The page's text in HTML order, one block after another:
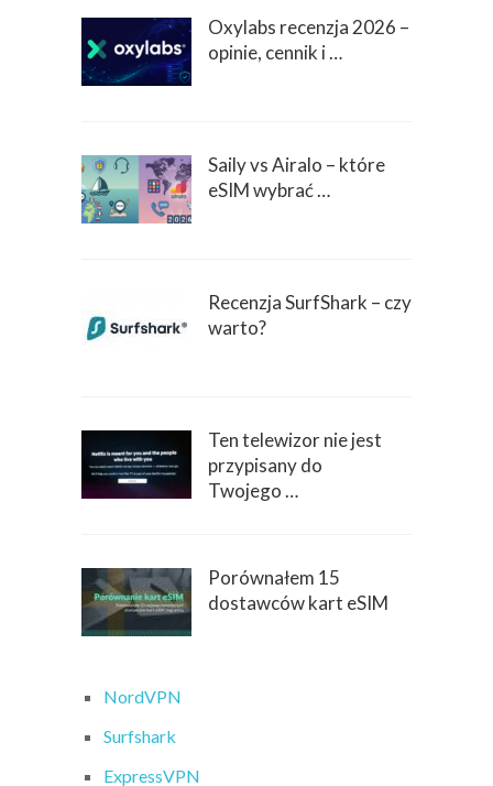
Oxylabs recenzja 2026 –
opinie, cennik i …
Saily vs Airalo – które
eSIM wybrać …
Recenzja SurfShark – czy
warto?
Ten telewizor nie jest
przypisany do
Twojego …
Porównałem 15
dostawców kart eSIM
NordVPN
Surfshark
ExpressVPN